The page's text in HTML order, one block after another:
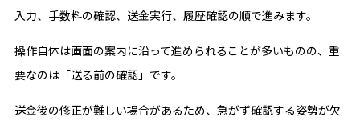
入力、手数料の確認、送金実行、履歴確認の順で進みます。
操作自体は画面の案内に沿って進められることが多いものの、重
要なのは「送る前の確認」です。
送金後の修正が難しい場合があるため、急がず確認する姿勢が欠